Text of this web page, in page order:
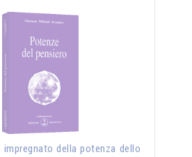
impregnato della potenza dello